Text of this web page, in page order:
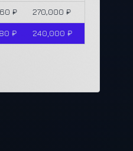
₽ 270,000 ₽
₽ 240,000 ₽